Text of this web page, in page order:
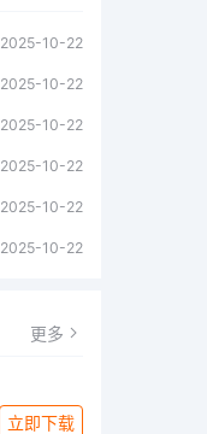
2025-10-22
2025-10-22
2025-10-22
2025-10-22
2025-10-22
2025-10-22
更多
立即下载